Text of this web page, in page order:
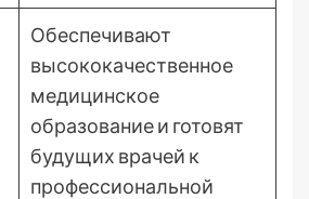
Обеспечивают
высококачественное
медицинское
образование и готовят
будущих врачей к
профессиональной